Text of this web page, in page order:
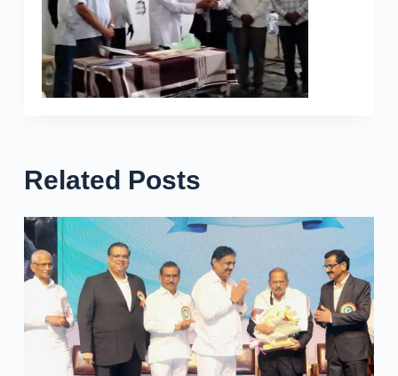
Related Posts